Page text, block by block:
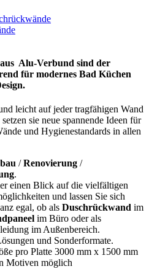
Alu-Verbund sind der
für modernes Bad Küchen
leicht auf jeder tragfähigen Wand
sie neue spannende Ideen für
und Hygienestandards in allen
/Renovierung /
.
einen Blick auf die vielfältigen
und lassen Sie sich
egal, ob als Duschrückwand im
im Büro oder als
im Außenbereich.
und Sonderformate.
pro Platte 3000 mm x 1500 mm
Motiven möglich